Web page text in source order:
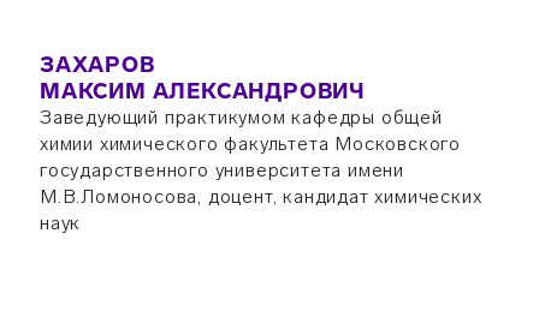
ЗАХАРОВ
МАКСИМ АЛЕКСАНДРОВИЧ
Заведующий практикумом кафедры общей
химии химического факультета Московского
государственного университета имени
М.В.Ломоносова, доцент, кандидат химических
наук